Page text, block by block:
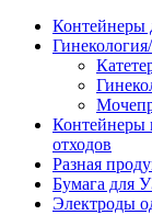
Контейнеры
Контейнеры
отходов
Разная
Бумага для
Электроды